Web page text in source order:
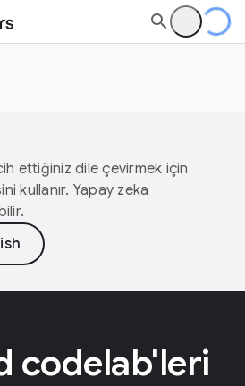
ettiğiniz dile çevirmek için
kullanır. Yapay zeka
codelab'leri